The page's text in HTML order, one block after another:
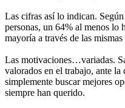
Las cifras así lo indican. Según
personas, un 64% al menos lo
mayoría a través de las
Las motivaciones…variadas.
valorados en el trabajo, ante
simplemente buscar mejores
siempre han querido.